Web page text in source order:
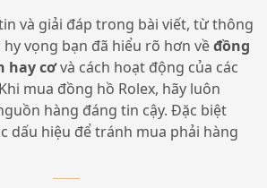
và giải đáp trong bài viết, từ thông
vọng bạn đã hiểu rõ hơn vềđồng
hay cơvà cách hoạt động của các
mua đồng hồ Rolex, hãy luôn
hàng đáng tin cậy. Đặc biệt
dấu hiệu để tránh mua phải hàng